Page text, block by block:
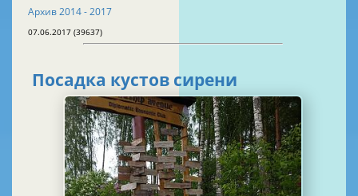
Архив 2014 - 2017
07.06.2017 (39637)
Посадка кустов сирени